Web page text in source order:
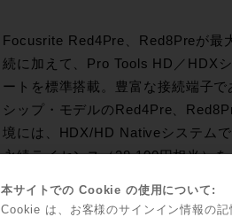
Focusrite Red4Pre、Red8Preが最
続に加えて、Pro Tools HD／HDX
ートを標準搭載。豊富な接続端子
シップ・モデルのRed4Pre、
境には、HDX/HD Nativeシステム
永続ライセンス（38,100円相当）
XLR(F)-1.0（22,603円相当）を。
10日までの期間限定!! 詳細は下記
本サイトでの Cookie の使用について:
Cookie は、お客様のサインイン情報の